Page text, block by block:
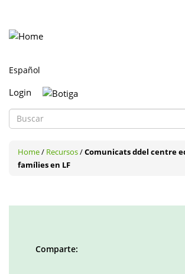
Login
Formulario
búsqueda
Home/ Recursos/Comunicats ddel centre
famílies en LF
Comparte: